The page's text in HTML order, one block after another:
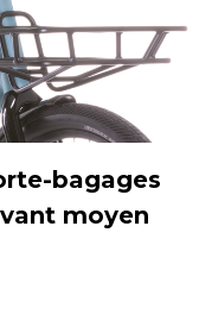
bagages
moyen